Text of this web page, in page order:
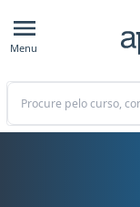
Menu
Buscar